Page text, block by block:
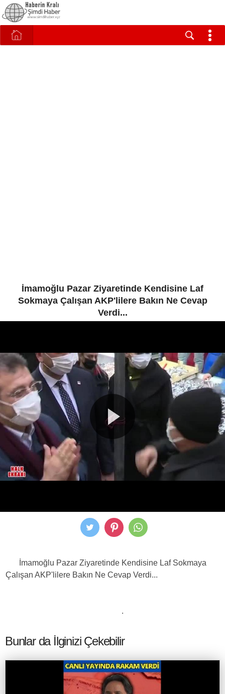
İmamoğlu Pazar Ziyaretinde Kendisine Laf
Sokmaya Çalışan AKP'lilere Bakın Ne Cevap
Verdi...
İmamoğlu Pazar Ziyaretinde Kendisine Laf Sokmaya
Çalışan AKP'lilere Bakın Ne Cevap Verdi...
.
Bunlar da İlginizi Çekebilir